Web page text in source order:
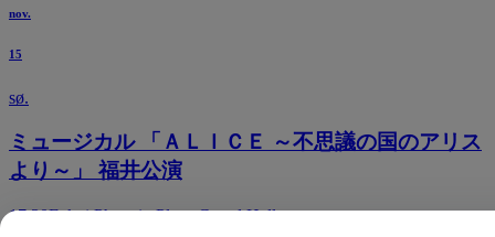
nov.
15
sø.
ミュージカル 「ＡＬＩＣＥ ～不思議の国のアリス
より～」 福井公演
17:30Fukui Phoenix Plaza Grand Hall